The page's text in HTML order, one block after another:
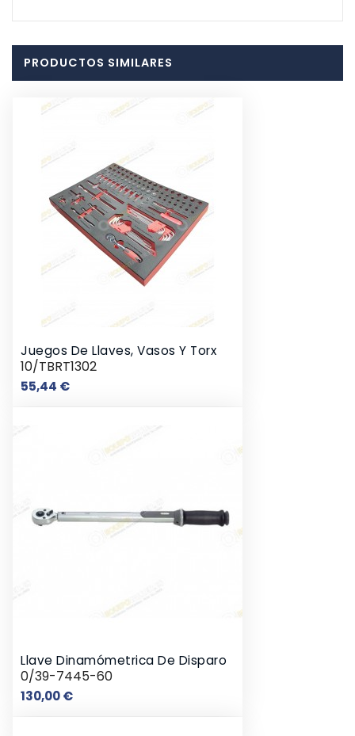
PRODUCTOS SIMILARES
Juegos De Llaves, Vasos Y Torx
10/TBRT1302
55,44 €Precio
Llave Dinamómetrica De Disparo
0/39-7445-60
130,00 €Precio